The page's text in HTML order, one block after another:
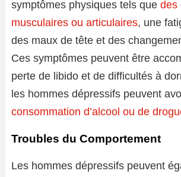
symptômes physiques tels que des
musculaires ou articulaires, une
des maux de tête et des
Ces symptômes peuvent être
perte de libido et de difficultés à
les hommes dépressifs peuvent
consommation d’alcool ou de
Troubles du Comportement
Les hommes dépressifs peuvent